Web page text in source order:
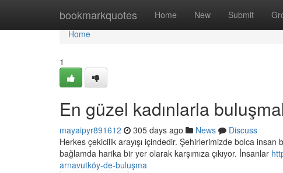
bookmarkquotes Home New Submit
Home
Home
1
En güzel kadınlarla
mayaipyr891612 305 days ago News
Discuss
Herkes çekicilik arayışı içindedir. Şehirlerimizde bolca
bağlamda harika bir yer olarak karşımıza çıkıyor. İnsanlar
arnavutköy-de-buluşma